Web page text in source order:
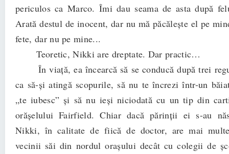
periculos ca Marco. Îmi dau seama de asta după
Arată destul de inocent, dar nu mă păcăleşte el pe
fete, dar nu pe mine...
Teoretic, Nikki are dreptate. Dar practic…
În viaţă, ea încearcă să se conducă după trei
ca să-şi atingă scopurile, să nu te încrezi într-un
„te iubesc” şi să nu ieşi niciodată cu un tip din
orăşelului Fairfield. Chiar dacă părinţii ei s-au
Nikki, în calitate de fiică de doctor, are mai
vecinii săi din nordul oraşului decât cu colegii de